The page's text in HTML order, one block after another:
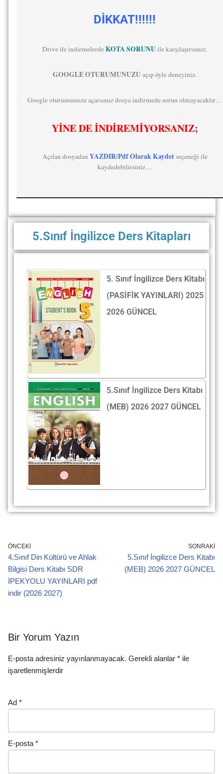
DİKKAT!!!!!!
Drive ile indirmelerdeKOTA SORUNUile karşılaşırsanız;
GOOGLE OTURUMUNUZUaçıp öyle deneyiniz.
Google oturumunuzu açarsanız dosya indirmede sorun olmayacaktır…
YİNE DE İNDİREMİYORSANIZ;
Açılan dosyadan YAZDIR/Pdf Olarak Kaydetseçeneği ile
kaydedebilirsiniz…
5.Sınıf İngilizce Ders Kitapları
5. Sınıf İngilizce Ders Kitabı
(PASİFİK YAYINLARI) 2025
2026 GÜNCEL
5.Sınıf İngilizce Ders Kitabı
(MEB) 2026 2027 GÜNCEL
ÖNCEKI
4.Sınıf Din Kültürü ve Ahlak
Bilgisi Ders Kitabı SDR
İPEKYOLU YAYINLARI pdf
indir (2026 2027)
SONRAKI
5.Sınıf İngilizce Ders Kitabı
(MEB) 2026 2027 GÜNCEL
Bir Yorum Yazın
E-posta adresiniz yayınlanmayacak. Gerekli alanlar * ile
işaretlenmişlerdir
Ad *
E-posta *